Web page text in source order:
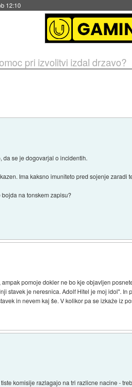
11:37
pri izvolitvi izdal drzavo?
da se je dogovarjal o incidentih.
Ima kaksno imuniteto pred sojenje zaradi
na tonskem zapisu?
pomoje dokler ne bo kje objavljen
stavek je neresnica. Adolf Hitel je moj idol".
in nevem kaj še. V kolikor pa se izkaže iz
komisije razlagajo na tri razlicne nacine -